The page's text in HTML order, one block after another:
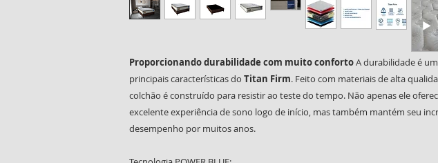
Proporcionando durabilidade com muito confortoA durabilidade é
principais características do Titan Firm. Feito com materiais de alta
colchão é construído para resistir ao teste do tempo. Não apenas ele
excelente experiência de sono logo de início, mas também mantém seu
desempenho por muitos anos.